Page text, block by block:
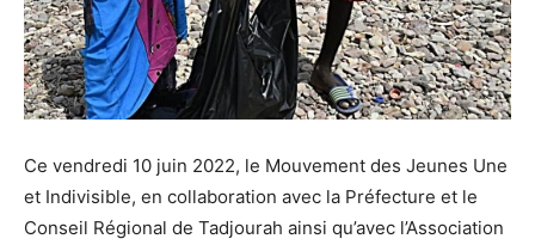
Ce vendredi 10 juin 2022, le Mouvement des Jeunes Une
et Indivisible, en collaboration avec la Préfecture et le
Conseil Régional de Tadjourah ainsi qu’avec l’Association